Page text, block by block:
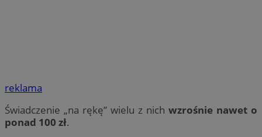
reklama
Świadczenie „na rękę” wielu z nich wzrośnie nawet o
ponad 100 zł.